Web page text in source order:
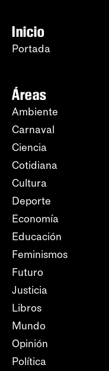
Inicio
Portada
Áreas
Ambiente
Carnaval
Ciencia
Cotidiana
Cultura
Deporte
Economía
Educación
Feminismos
Futuro
Justicia
Libros
Mundo
Opinión
Política